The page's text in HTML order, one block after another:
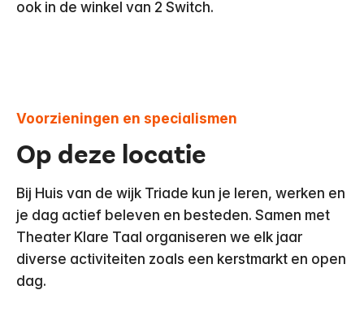
ook in de winkel van 2 Switch.
Voorzieningen en specialismen
Op deze locatie
Bij Huis van de wijk Triade kun je leren, werken en
je dag actief beleven en besteden. Samen met
Theater Klare Taal organiseren we elk jaar
diverse activiteiten zoals een kerstmarkt en open
dag.